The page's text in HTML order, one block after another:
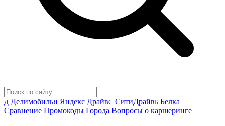
Д ДелимобильЯ Яндекс ДрайвС СитиДрайвБ Белка
Сравнение Промокоды Города Вопросы о каршеринге